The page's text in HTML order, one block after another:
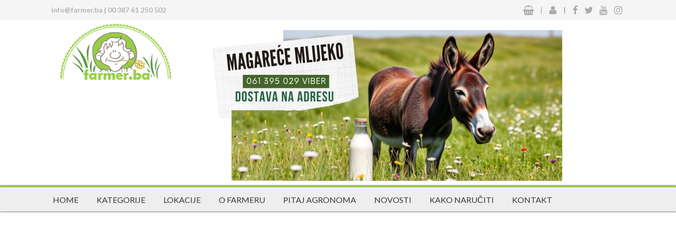
info@farmer.ba | 00 387 61 250 502 | |
HOME KATEGORIJE LOKACIJE O FARMERU PITAJ AGRONOMA NOVOSTI KAKO NARUČITI KONTAKT